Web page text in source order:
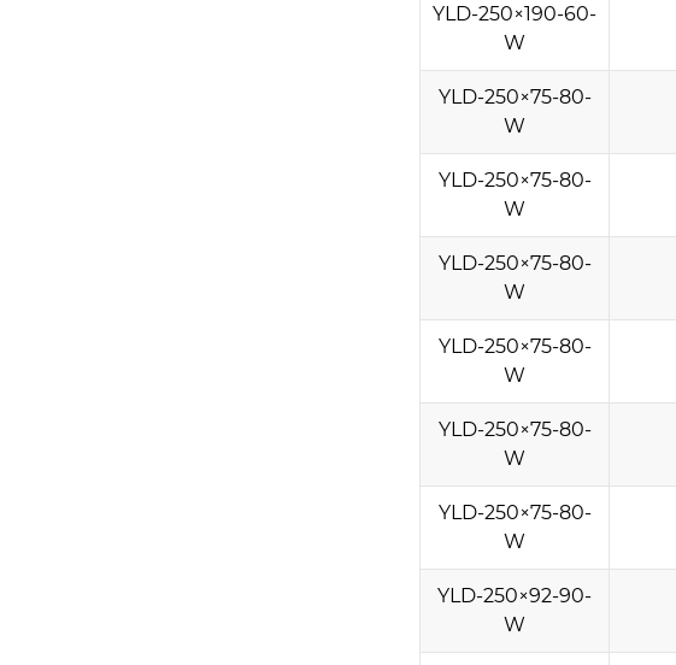
YLD-250×190-60-
W
YLD-250×75-80-
W
YLD-250×75-80-
W
YLD-250×75-80-
W
YLD-250×75-80-
W
YLD-250×75-80-
W
YLD-250×75-80-
W
YLD-250×92-90-
W